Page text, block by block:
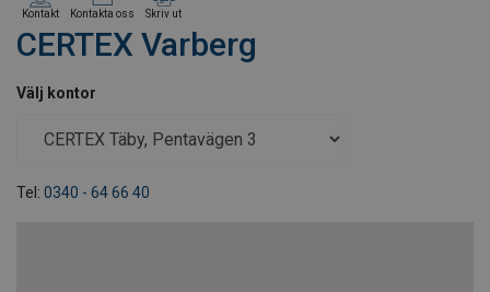
CERTEX Varberg
Kontakt Kontakta oss Skriv ut
Välj kontor
Tel: 0340 - 64 66 40